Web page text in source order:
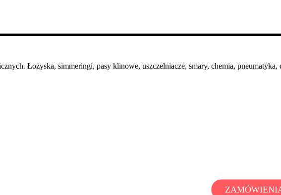
Łożyska, simmeringi, pasy klinowe, uszczelniacze, smary, chemia, pneumatyka,